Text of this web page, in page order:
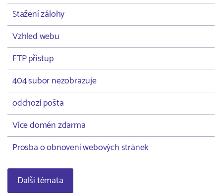
Stažení zálohy
Vzhled webu
FTP přístup
404 subor nezobrazuje
odchozí pošta
Více domén zdarma
Prosba o obnovení webových stránek
Další témata